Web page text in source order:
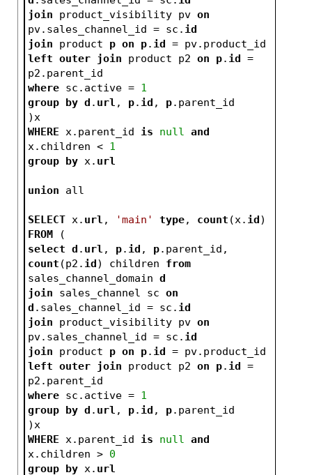
join product_visibility pv on
pv.sales_channel_id = sc. id
join product p on p. id = pv.product_id
left outer join product p2 on p. id =
p2.parent_id
where sc.active = 1
group by d . url , p. id , p.parent_id
)x
WHERE x.parent_id is null and
x.children < 1
group by x. url
union all
SELECT x. url , 'main' type, count (x. id)
FROM (
select d . url , p. id , p
count (p2. id) children from
sales_channel_domain d
join sales_channel sc on
d .sales_channel_id = sc. id
join product_visibility pv on
pv.sales_channel_id = sc. id
join product p on p. id = pv.product_id
left outer join product p2 on p. id =
p2.parent_id
where sc.active = 1
group by d . url , p. id , p.parent_id
)x
WHERE x.parent_id is null and
x.children > 0
group by x. url